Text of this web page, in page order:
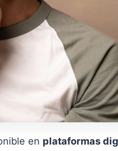
en plataformas